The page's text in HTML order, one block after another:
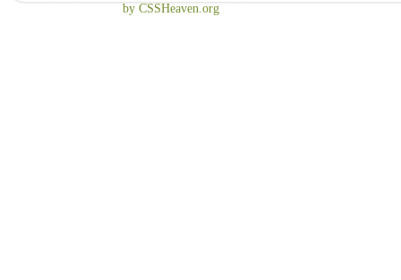
by CSSHeaven.org